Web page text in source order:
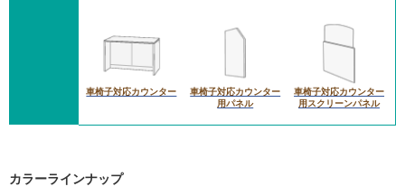
車椅子対応カウンター
車椅子対応カウンター
用パネル
車椅子対応カウンター
用スクリーンパネル
カラーラインナップ